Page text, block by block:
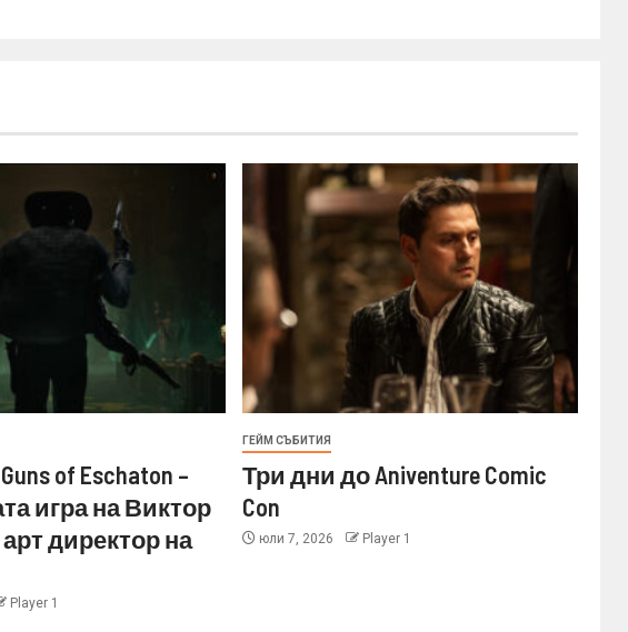
of Eschaton –
игра на Виктор
директор на
Player 1
ГЕЙМ СЪБИТИЯ
Три дни до Aniventure Comic
Con
юли 7, 2026 Player 1